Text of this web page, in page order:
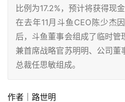
比例为17.2%，预计将获得现
在去年11月斗鱼CEO陈少杰
后，斗鱼董事会组成了临时管
兼首席战略官苏明明、公司董
总裁任思敏组成。
作者｜路世明